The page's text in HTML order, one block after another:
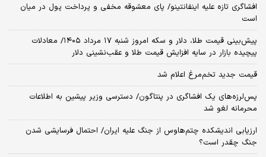
افشاگری تازه علیه اینفانتینو/ پای معشوقه مخفی و پرداخت پول در میان
است
پیش‌بینی قیمت طلا، دلار و سکه امروز شنبه ۱۷ مرداد ۱۴۰۵/ معادلات
پیچیده بازار در سایه افزایش قیمت طلا و عقب‌نشینی دلار
قیمت جدید تخم‌مرغ اعلام شد
پس‌لرزه‌های یک افشاگری در پنتاگون/ دسترسی وزیر پیشین به اطلاعات
محرمانه لغو شد
ارزیابی اندیشکده چتم‌هاوس از جنگ علیه ایران/ احتمال فرسایشی شدن
جنگ چقدر است؟